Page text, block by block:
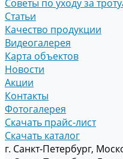
Советы по уходу за
Статьи
Качество продукции
Видеогалерея
Карта объектов
Новости
Акции
Контакты
Фотогалерея
Скачать прайс-лист
Скачать каталог
г. Санкт-Петербург,